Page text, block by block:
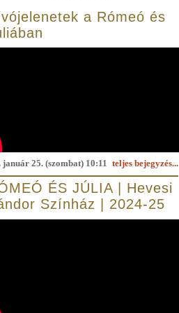
a Rómeó és
teljes bejegyzés...
január 25. (szombat) 10:11
ÉS JÚLIA | Hevesi
Színház | 2024-25